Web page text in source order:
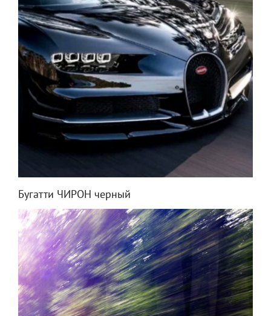
Бугатти ЧИРОН черный